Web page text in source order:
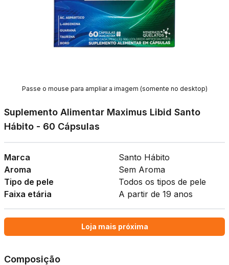
Passe o mouse para ampliar a imagem (somente no desktop)
Suplemento Alimentar Maximus Libid Santo
Hábito - 60 Cápsulas
Marca
Aroma
Tipo de pele
Faixa etária
Santo Hábito
Sem Aroma
Todos os tipos de pele
A partir de 19 anos
Loja mais próxima
Composição